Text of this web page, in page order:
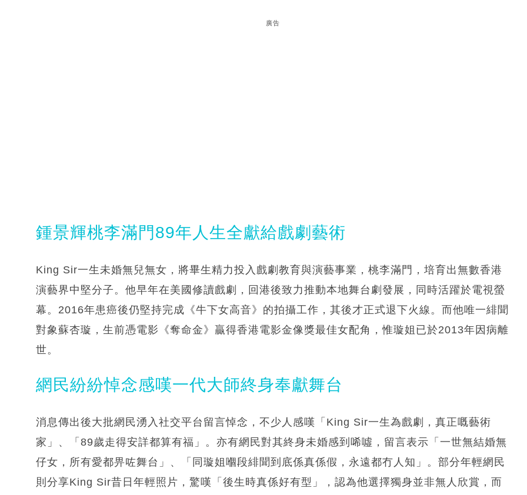
廣告
鍾景輝桃李滿門89年人生全獻給戲劇藝術
King Sir一生未婚無兒無女，將畢生精力投入戲劇教育與演藝事業，桃李滿門，培育出無數香港
演藝界中堅分子。他早年在美國修讀戲劇，回港後致力推動本地舞台劇發展，同時活躍於電視螢
幕。2016年患癌後仍堅持完成《牛下女高音》的拍攝工作，其後才正式退下火線。而他唯一緋聞
對象蘇杏璇，生前憑電影《奪命金》贏得香港電影金像獎最佳女配角，惟璇姐已於2013年因病離
世。
網民紛紛悼念感嘆一代大師終身奉獻舞台
消息傳出後大批網民湧入社交平台留言悼念，不少人感嘆「King Sir一生為戲劇，真正嘅藝術
家」、「89歲走得安詳都算有福」。亦有網民對其終身未婚感到唏噓，留言表示「一世無結婚無
仔女，所有愛都畀咗舞台」、「同璇姐嗰段緋聞到底係真係假，永遠都冇人知」。部分年輕網民
則分享King Sir昔日年輕照片，驚嘆「後生時真係好有型」，認為他選擇獨身並非無人欣賞，而